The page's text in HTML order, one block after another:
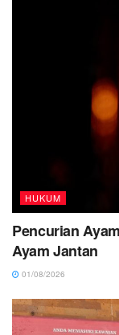
HUKUM
Pencurian
Ayam Jantan
01/08/2026